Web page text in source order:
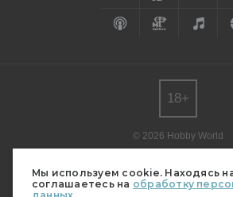
Мы используем cookie. Находясь
соглашаетесь на обработку
© 2026 Hobby World
редакции.
Мнение авторов может не совпадать с
18+